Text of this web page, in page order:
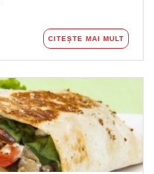
CITEȘTE MAI MULT